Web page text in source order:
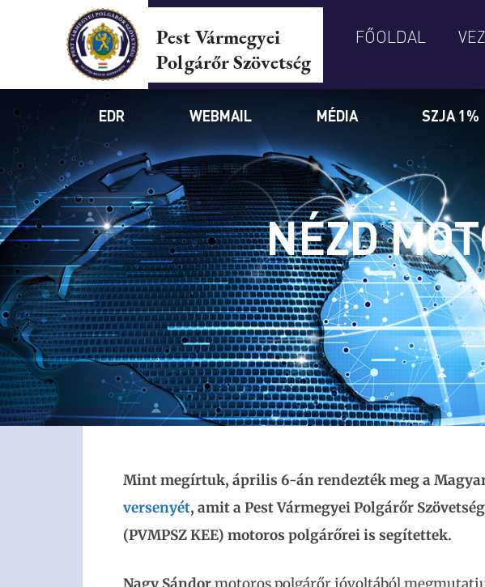
Pest Vármegyei
Polgárőr Szövetség
FŐOLDAL
EDR WEBMAIL MÉDIA SZJA 1%
NÉZD
Mint megírtuk, április 6-án rendezték meg a
versenyét, amit a Pest Vármegyei Polgárőr
(PVMPSZ KEE) motoros polgárőrei is segítettek.
Nagy Sándormotoros polgárőr jóvoltából